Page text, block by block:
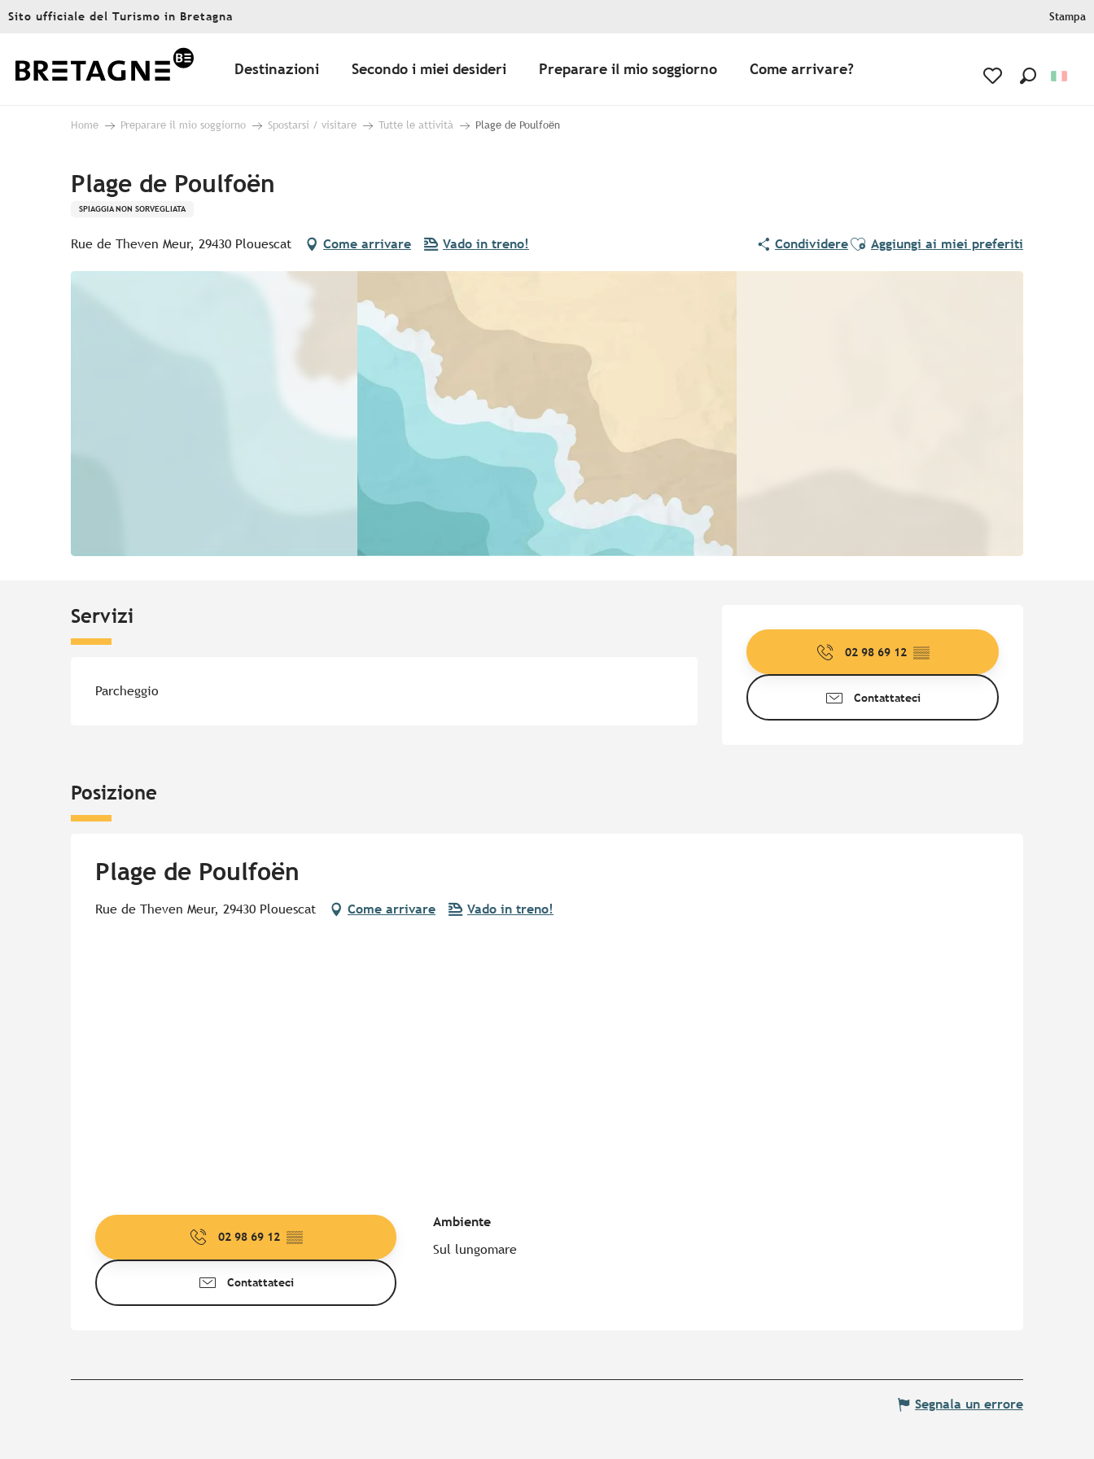
Aller
principal
Sito ufficiale del Turismo in Bretagna Stampa
Destinazioni Secondo i miei desideri Preparare il mio soggiorno Come arrivare?
Home Preparare il mio soggiorno Spostarsi / visitare Tutte le attività Plage de Poulfoën
Plage de Poulfoën
SPIAGGIA NON SORVEGLIATA
Rue de Theven Meur, 29430 Plouescat Come arrivare Vado in treno! CondividereAjouter aux favoris
Aggiungi ai miei preferiti
Orari e contatti
02 98 69 12 ▒▒
Contattateci
Servizi
Parcheggio
Posizione
Plage de Poulfoën
Rue de Theven Meur, 29430 Plouescat Come arrivare Vado in treno!
02 98 69 12 ▒▒
Contattateci
Ambiente
Ambiente
Sul lungomare
Segnala un errore